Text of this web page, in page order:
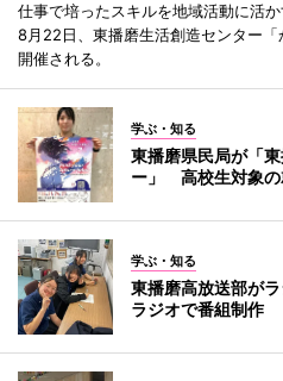
仕事で培ったスキルを地域活動に活
8月22日、東播磨生活創造センター
開催される。
学ぶ・知る
東播磨県民局が「
ー」 高校生対象の
学ぶ・知る
東播磨高放送部が
ラジオで番組制作